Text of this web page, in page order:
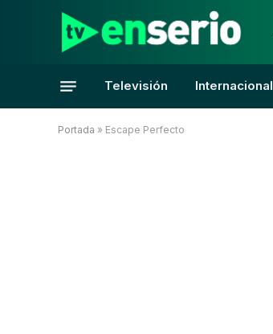
Televisión Internacional
Portada » Escape Perfecto